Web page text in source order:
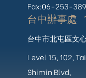
Fax:06-253-
台中辦事處
台中市北屯區文
Level 15, 102,
Shimin Blvd,